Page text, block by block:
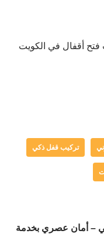
فتح أقفال في الكويت
تركيب قفل ذكي
– أمان عصري بخدمة